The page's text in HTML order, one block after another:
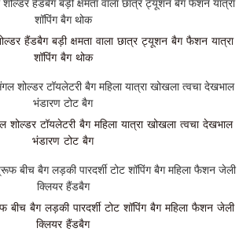
हैंडबैग बड़ी क्षमता वाला छात्र ट्यूशन बैग फैशन यात्रा
शॉपिंग बैग थोक
टॉयलेटरी बैग महिला यात्रा खोखला त्वचा देखभाल
भंडारण टोट बैग
बीच बैग लड़की पारदर्शी टोट शॉपिंग बैग महिला फैशन जेली
क्लियर हैंडबैग